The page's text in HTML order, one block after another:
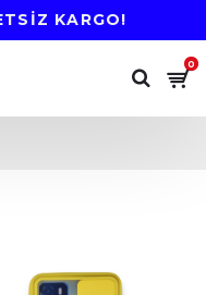
KARGO!
0